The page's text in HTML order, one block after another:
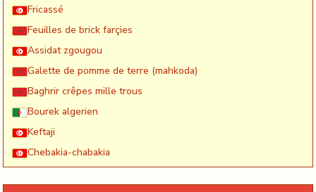
Fricassé
Feuilles de brick farçies
Assidat zgougou
Galette de pomme de terre (mahkoda)
Baghrir crêpes mille trous
Bourek algerien
Keftaji
Chebakia-chabakia